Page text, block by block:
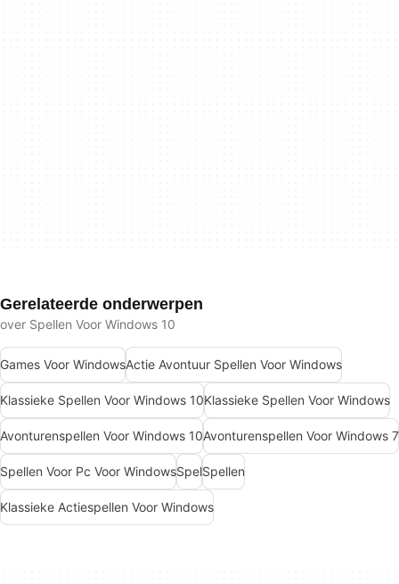
Gerelateerde onderwerpen
over Spellen Voor Windows 10
Games Voor WindowsActie Avontuur Spellen Voor Windows
Klassieke Spellen Voor Windows 10Klassieke Spellen Voor Windows
Avonturenspellen Voor Windows 10Avonturenspellen Voor Windows 7
Spellen Voor Pc Voor WindowsSpelSpellen
Klassieke Actiespellen Voor Windows